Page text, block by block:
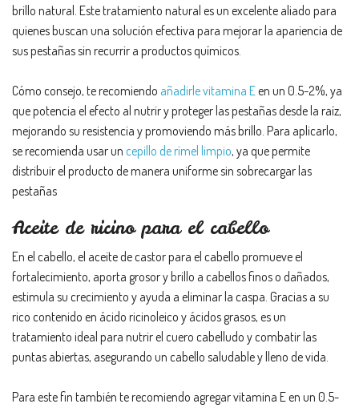
brillo natural. Este tratamiento natural es un excelente aliado para
quienes buscan una solución efectiva para mejorar la apariencia de
sus pestañas sin recurrir a productos químicos.
Cómo consejo, te recomiendo añadirle vitamina Een un 0.5-2%, ya
que potencia el efecto al nutrir y proteger las pestañas desde la raíz,
mejorando su resistencia y promoviendo más brillo. Para aplicarlo,
se recomienda usar un cepillo de rímel limpio, ya que permite
distribuir el producto de manera uniforme sin sobrecargar las
pestañas
Aceite de ricino para el cabello
En el cabello, el aceite de castor para el cabello promueve el
fortalecimiento, aporta grosor y brillo a cabellos finos o dañados,
estimula su crecimiento y ayuda a eliminar la caspa. Gracias a su
rico contenido en ácido ricinoleico y ácidos grasos, es un
tratamiento ideal para nutrir el cuero cabelludo y combatir las
puntas abiertas, asegurando un cabello saludable y lleno de vida.
Para este fin también te recomiendo agregar vitamina E en un 0.5-